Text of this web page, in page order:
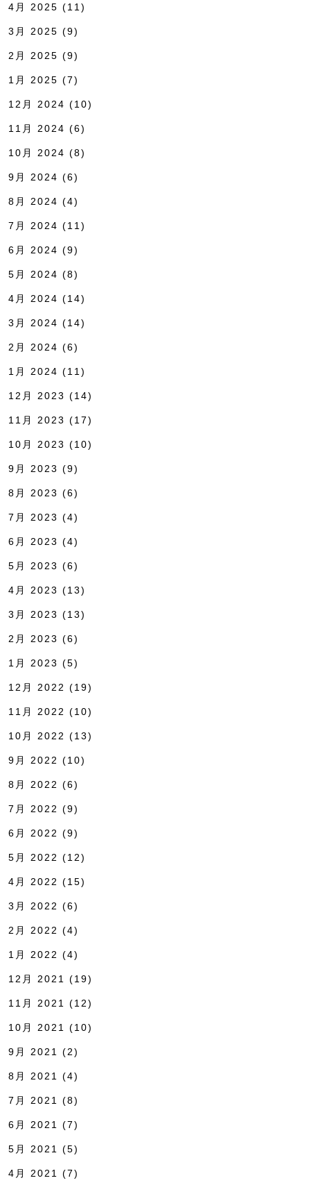
4月 2025 (11)
3月 2025 (9)
2月 2025 (9)
1月 2025 (7)
12月 2024 (10)
11月 2024 (6)
10月 2024 (8)
9月 2024 (6)
8月 2024 (4)
7月 2024 (11)
6月 2024 (9)
5月 2024 (8)
4月 2024 (14)
3月 2024 (14)
2月 2024 (6)
1月 2024 (11)
12月 2023 (14)
11月 2023 (17)
10月 2023 (10)
9月 2023 (9)
8月 2023 (6)
7月 2023 (4)
6月 2023 (4)
5月 2023 (6)
4月 2023 (13)
3月 2023 (13)
2月 2023 (6)
1月 2023 (5)
12月 2022 (19)
11月 2022 (10)
10月 2022 (13)
9月 2022 (10)
8月 2022 (6)
7月 2022 (9)
6月 2022 (9)
5月 2022 (12)
4月 2022 (15)
3月 2022 (6)
2月 2022 (4)
1月 2022 (4)
12月 2021 (19)
11月 2021 (12)
10月 2021 (10)
9月 2021 (2)
8月 2021 (4)
7月 2021 (8)
6月 2021 (7)
5月 2021 (5)
4月 2021 (7)